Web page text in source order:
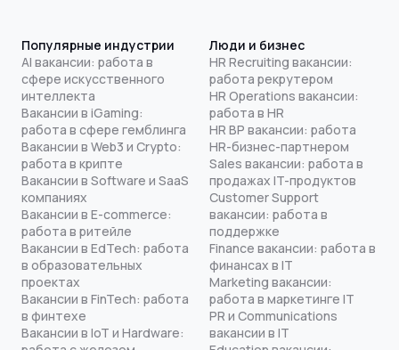
Популярные индустрии
AI вакансии: работа в
сфере искусственного
интеллекта
Вакансии в iGaming:
работа в сфере гемблинга
Вакансии в Web3 и Crypto:
работа в крипте
Вакансии в Software и SaaS
компаниях
Вакансии в E-commerce:
работа в ритейле
Вакансии в EdTech: работа
в образовательных
проектах
Вакансии в FinTech: работа
в финтехе
Вакансии в IoT и Hardware:
Люди и бизнес
HR Recruiting вакансии:
работа рекрутером
HR Operations вакансии:
работа в HR
HR BP вакансии: работа
HR-бизнес-партнером
Sales вакансии: работа в
продажах IT-продуктов
Customer Support
вакансии: работа в
поддержке
Finance вакансии: работа в
финансах в IT
Marketing вакансии:
работа в маркетинге IT
PR и Communications
вакансии в IT